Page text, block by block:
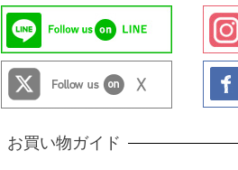
お買い物ガイド